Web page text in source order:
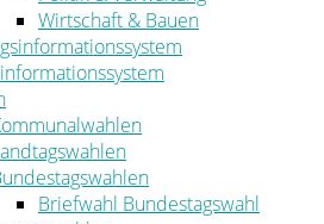
Bildung, Sport und Kultur
Familie und Senioren
und Planen
Wirtschaft & Bauen
Briefwahl Bundestagswahl